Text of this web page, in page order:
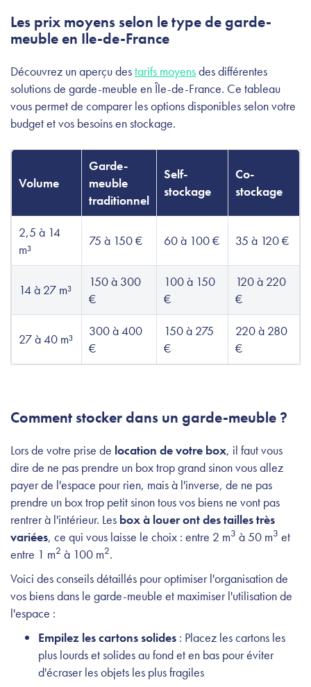
Les prix moyens selon le type de garde-
meuble en Ile-de-France
Découvrez un aperçu destarifs moyensdes différentes
solutions de garde-meuble en Île-de-France. Ce tableau
vous permet de comparer les options disponibles selon votre
budget et vos besoins en stockage.
Volume
Garde-
meuble
traditionnel
Self-
stockage
Co-
stockage
2,5 à 14
m³
75 à 150 € 60 à 100 € 35 à 120 €
14 à 27 m³
150 à 300
€
100 à 150
€
120 à 220
€
27 à 40 m³
300 à 400
€
150 à 275
€
220 à 280
€
Comment stocker dans un garde-meuble ?
Lors de votre prise de location de votre box, il faut vous
dire de ne pas prendre un box trop grand sinon vous allez
payer de l'espace pour rien, mais à l'inverse, de ne pas
prendre un box trop petit sinon tous vos biens ne vont pas
rentrer à l'intérieur. Les box à louer ont des tailles très
variées, ce qui vous laisse le choix : entre 2 m3 à 50 m3 et
entre 1 m2 à 100 m2.
Voici des conseils détaillés pour optimiser l'organisation de
vos biens dans le garde-meuble et maximiser l'utilisation de
l'espace :
Empilez les cartons solides : Placez les cartons les
plus lourds et solides au fond et en bas pour éviter
d'écraser les objets les plus fragiles